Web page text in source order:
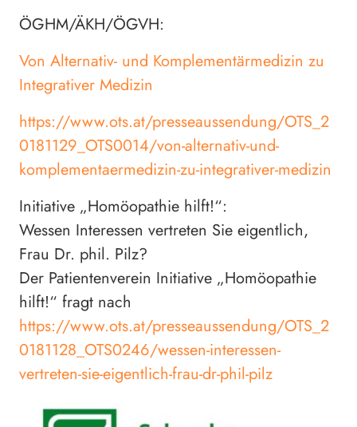
ÖGHM/ÄKH/ÖGVH:
Von Alternativ- und Komplementärmedizin zu
Integrativer Medizin
https://www.ots.at/presseaussendung/OTS_2
0181129_OTS0014/von-alternativ-und-
komplementaermedizin-zu-integrativer-medizin
Initiative „Homöopathie hilft!“:
Wessen Interessen vertreten Sie eigentlich,
Frau Dr. phil. Pilz?
Der Patientenverein Initiative „Homöopathie
hilft!“ fragt nach
https://www.ots.at/presseaussendung/OTS_2
0181128_OTS0246/wessen-interessen-
vertreten-sie-eigentlich-frau-dr-phil-pilz